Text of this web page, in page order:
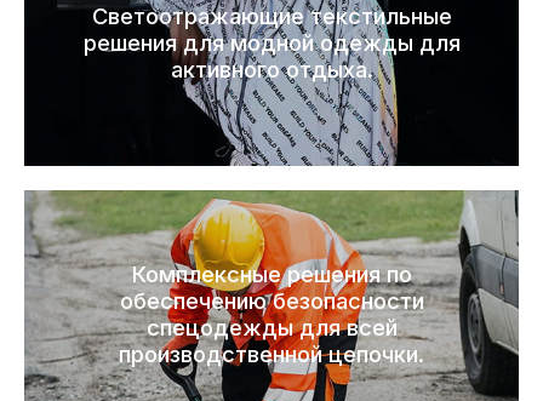
Светоотражающие текстильные
решения для модной одежды для
активного отдыха.
Комплексные решения по
обеспечению безопасности
спецодежды для всей
производственной цепочки.